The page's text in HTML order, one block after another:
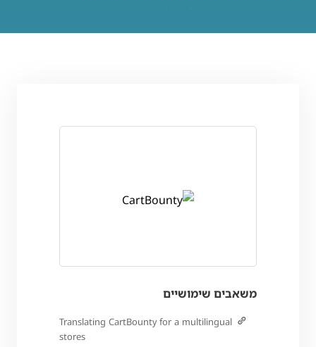
משאבים שימושיים
Translating CartBounty for a multilingual
stores